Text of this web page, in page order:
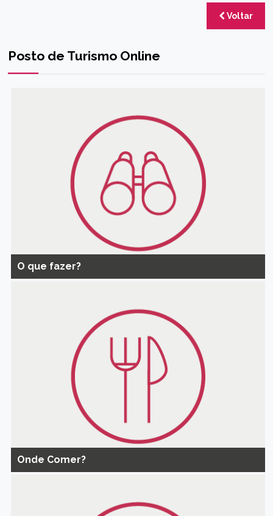
Voltar
Posto de Turismo Online
O que fazer?
Onde Comer?